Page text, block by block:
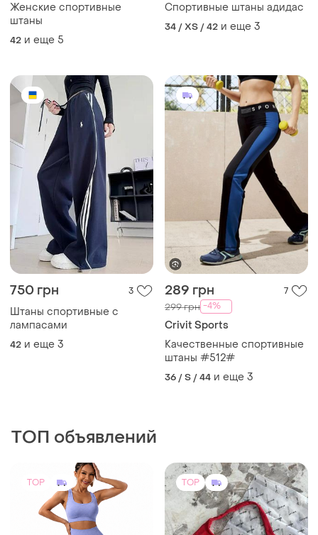
Женские спортивные
штаны
42 и еще 5
Спортивные штаны адидас
34 / XS / 42 и еще 3
750 грн 3
Штаны спортивные с
лампасами
42 и еще 3
289 грн 7
299 грн -4%
Crivit Sports
Качественные спортивные
штаны #512#
36 / S / 44 и еще 3
ТОП объявлений
TOP TOP